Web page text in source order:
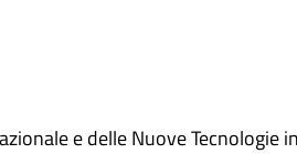
e delle Nuove Tecnologie